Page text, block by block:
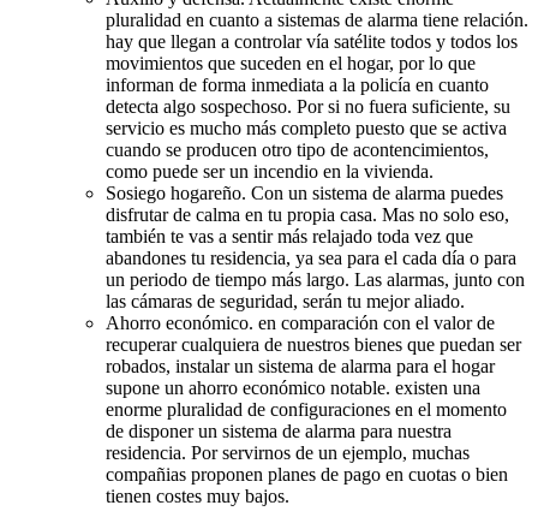
pluralidad en cuanto a sistemas de alarma tiene relación.
hay que llegan a controlar vía satélite todos y todos los
movimientos que suceden en el hogar, por lo que
informan de forma inmediata a la policía en cuanto
detecta algo sospechoso. Por si no fuera suficiente, su
servicio es mucho más completo puesto que se activa
cuando se producen otro tipo de acontencimientos,
como puede ser un incendio en la vivienda.
Sosiego hogareño. Con un sistema de alarma puedes
disfrutar de calma en tu propia casa. Mas no solo eso,
también te vas a sentir más relajado toda vez que
abandones tu residencia, ya sea para el cada día o para
un periodo de tiempo más largo. Las alarmas, junto con
las cámaras de seguridad, serán tu mejor aliado.
Ahorro económico. en comparación con el valor de
recuperar cualquiera de nuestros bienes que puedan ser
robados, instalar un sistema de alarma para el hogar
supone un ahorro económico notable. existen una
enorme pluralidad de configuraciones en el momento
de disponer un sistema de alarma para nuestra
residencia. Por servirnos de un ejemplo, muchas
compañias proponen planes de pago en cuotas o bien
tienen costes muy bajos.